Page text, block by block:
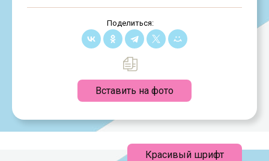
Поделиться:
Вставить на фото
Красивый шрифт